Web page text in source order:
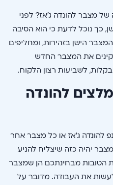
מצבר להונדה ג’אז? לפני
כך נוכל לדעת כי הוא הסיבה
הישן בזהירות, ומחליפים
את המצבר החדש
לשביעות רצון הלקוח.
להונדה
ג’אז או כל מצבר אחר
יהיה כזה שיצליח להניע
הטובות מבחינתכם הן שמצבר
יכול לעשות את העבודה. מדובר על